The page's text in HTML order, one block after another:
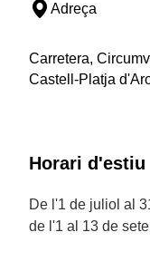
Adreça
Carretera,
Castell-Platja
Horari d'estiu
De l'1 de juliol al
de l'1 al 13 de